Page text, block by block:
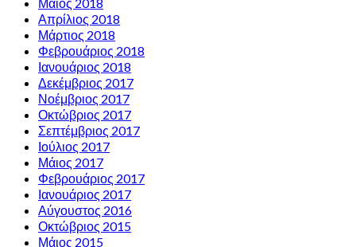
Απρίλιος 2018
Μάρτιος 2018
Φεβρουάριος 2018
Ιανουάριος 2018
Δεκέμβριος 2017
Νοέμβριος 2017
Οκτώβριος 2017
Σεπτέμβριος 2017
Ιούλιος 2017
Μάιος 2017
Φεβρουάριος 2017
Ιανουάριος 2017
Αύγουστος 2016
Οκτώβριος 2015
Μάιος 2015